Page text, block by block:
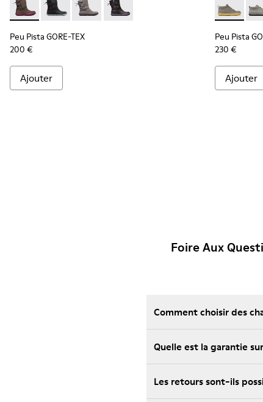
Peu Pista GORE-TEX - K400386-006 - Brown Gray
Peu Pista GORE-TEX - K400386-007
Peu Pista GORE-TEX - K400386-003
Peu Pista GORE-TEX - K400386-001
Peu Pista GORE-TEX
200 €
Ajouter
Peu Pista
Peu Pista
230 €
Ajouter
Foire Aux
Comment choisir des
Quelle est la garantie
Les retours sont-ils